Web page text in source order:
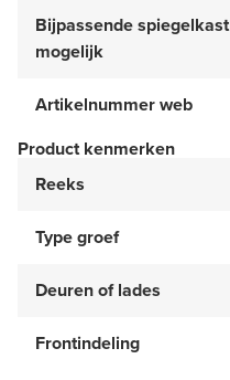
Bijpassende spiegelkast
mogelijk
Artikelnummer web
Product kenmerken
Reeks
Type groef
Deuren of lades
Frontindeling